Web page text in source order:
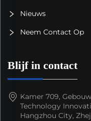
Nieuws
Neem Contact Op
Blijf in contact
Kamer 709,
Technology
Hangzhou City,